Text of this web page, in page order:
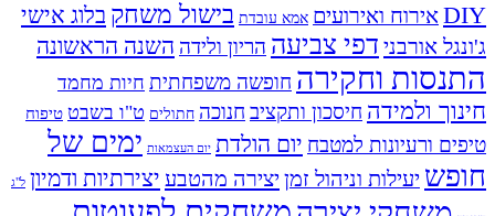
DIYאירוח ואירועים אמא עובדת בישול משחק בלוג אישי
ג'ונגל אורבני דפי צביעה הריון ולידה השנה הראשונה
התנסות וחקירה חופשה משפחתית חיות מחמד
חינוך ולמידה חיסכון ותקציב חנוכה חתולים ט"ו בשבט טיפוח
טיפים ורעיונות למטבח יום הולדת יום העצמאות ימים של
חופש יעילות וניהול זמן יצירה מהטבע יצירתיות ודמיון ל"ג